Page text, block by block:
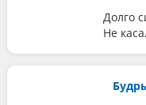
Долго
Не